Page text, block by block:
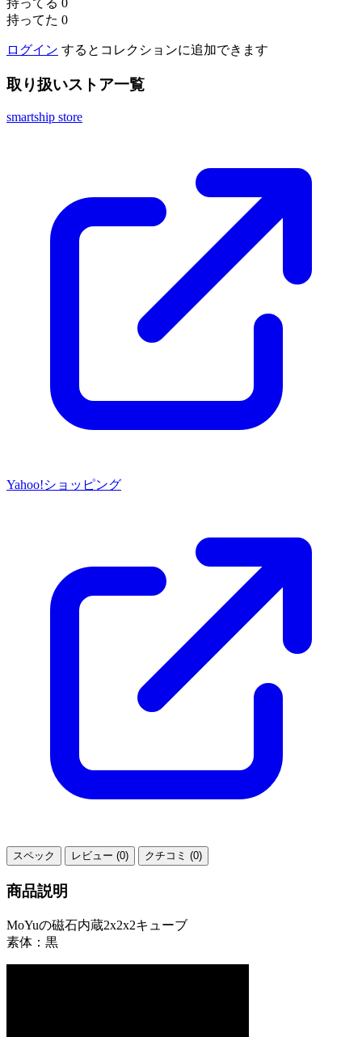
持ってた 0
ログイン するとコレクションに追加できます
取り扱いストア一覧
smartship store
Yahoo!ショッピング
スペック レビュー (0) クチコミ (0)
商品説明
MoYuの磁石内蔵2x2x2キューブ
素体：黒